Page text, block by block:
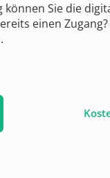
können Sie die
einen